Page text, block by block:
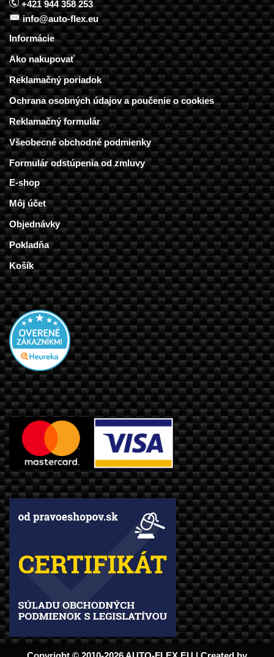
+421 944 358 253
info@auto-flex.eu
Informácie
Ako nakupovať
Reklamačný poriadok
Ochrana osobných údajov a poučenie o cookies
Reklamačný formulár
Všeobecné obchodné podmienky
Formulár odstúpenia od zmluvy
E-shop
Môj účet
Objednávky
Pokladňa
Košík